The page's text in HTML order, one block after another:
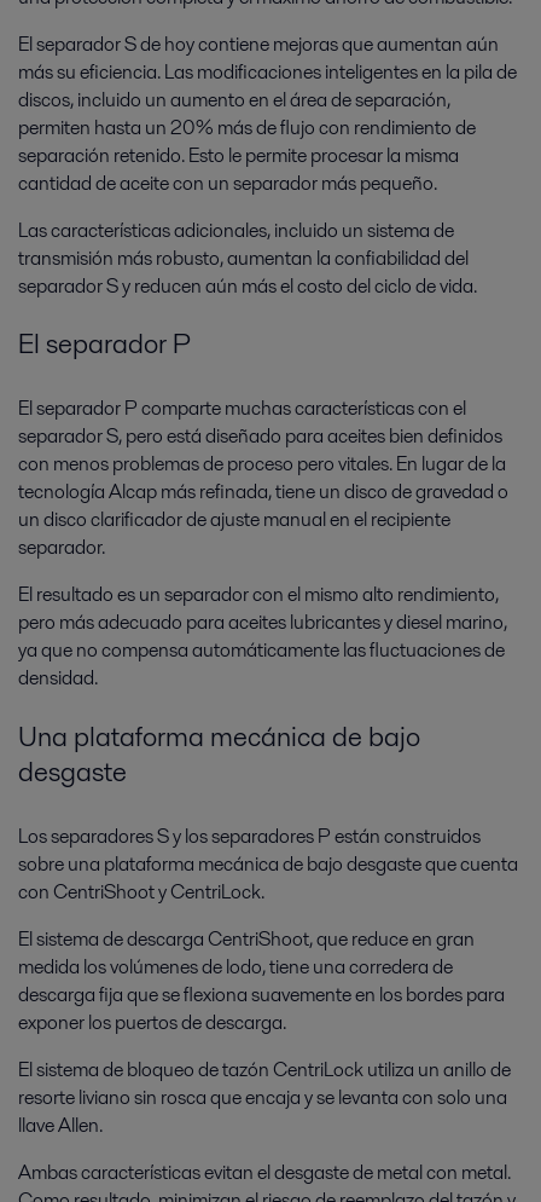
El separador S de hoy contiene mejoras que aumentan aún
más su eficiencia. Las modificaciones inteligentes en la pila de
discos, incluido un aumento en el área de separación,
permiten hasta un 20% más de flujo con rendimiento de
separación retenido. Esto le permite procesar la misma
cantidad de aceite con un separador más pequeño.
Las características adicionales, incluido un sistema de
transmisión más robusto, aumentan la confiabilidad del
separador S y reducen aún más el costo del ciclo de vida.
El separador P
El separador P comparte muchas características con el
separador S, pero está diseñado para aceites bien definidos
con menos problemas de proceso pero vitales. En lugar de la
tecnología Alcap más refinada, tiene un disco de gravedad o
un disco clarificador de ajuste manual en el recipiente
separador.
El resultado es un separador con el mismo alto rendimiento,
pero más adecuado para aceites lubricantes y diesel marino,
ya que no compensa automáticamente las fluctuaciones de
densidad.
Una plataforma mecánica de bajo
desgaste
Los separadores S y los separadores P están construidos
sobre una plataforma mecánica de bajo desgaste que cuenta
con CentriShoot y CentriLock.
El sistema de descarga CentriShoot, que reduce en gran
medida los volúmenes de lodo, tiene una corredera de
descarga fija que se flexiona suavemente en los bordes para
exponer los puertos de descarga.
El sistema de bloqueo de tazón CentriLock utiliza un anillo de
resorte liviano sin rosca que encaja y se levanta con solo una
llave Allen.
Ambas características evitan el desgaste de metal con metal.